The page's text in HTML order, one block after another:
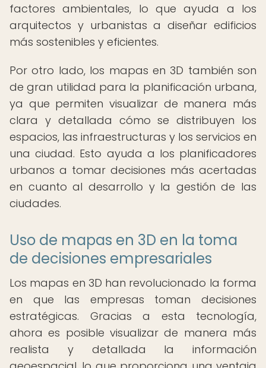
factores ambientales, lo que ayuda a los
arquitectos y urbanistas a diseñar edificios
más sostenibles y eficientes.
Por otro lado, los mapas en 3D también son
de gran utilidad para la planificación urbana,
ya que permiten visualizar de manera más
clara y detallada cómo se distribuyen los
espacios, las infraestructuras y los servicios en
una ciudad. Esto ayuda a los planificadores
urbanos a tomar decisiones más acertadas
en cuanto al desarrollo y la gestión de las
ciudades.
Uso de mapas en 3D en la toma
de decisiones empresariales
Los mapas en 3D han revolucionado la forma
en que las empresas toman decisiones
estratégicas. Gracias a esta tecnología,
ahora es posible visualizar de manera más
realista y detallada la información